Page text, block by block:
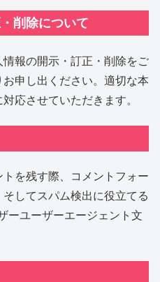
削除について
報の開示・訂正・削除をご
申し出ください。適切な本
応させていただきます。
を残す際、コメントフォー
してスパム検出に役立てる
ーユーザーエージェント文